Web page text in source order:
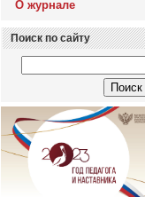
О журнале
Поиск по сайту